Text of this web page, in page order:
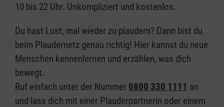
10 bis 22 Uhr. Unkompliziert und kostenlos.
Du hast Lust, mal wieder zu plaudern? Dann bist du
beim Plaudernetz genau richtig! Hier kannst du neue
Menschen kennenlernen und erzählen, was dich
bewegt.
Ruf einfach unter der Nummer 0800 330 1111 an
und lass dich mit einer Plauderpartnerin oder einem